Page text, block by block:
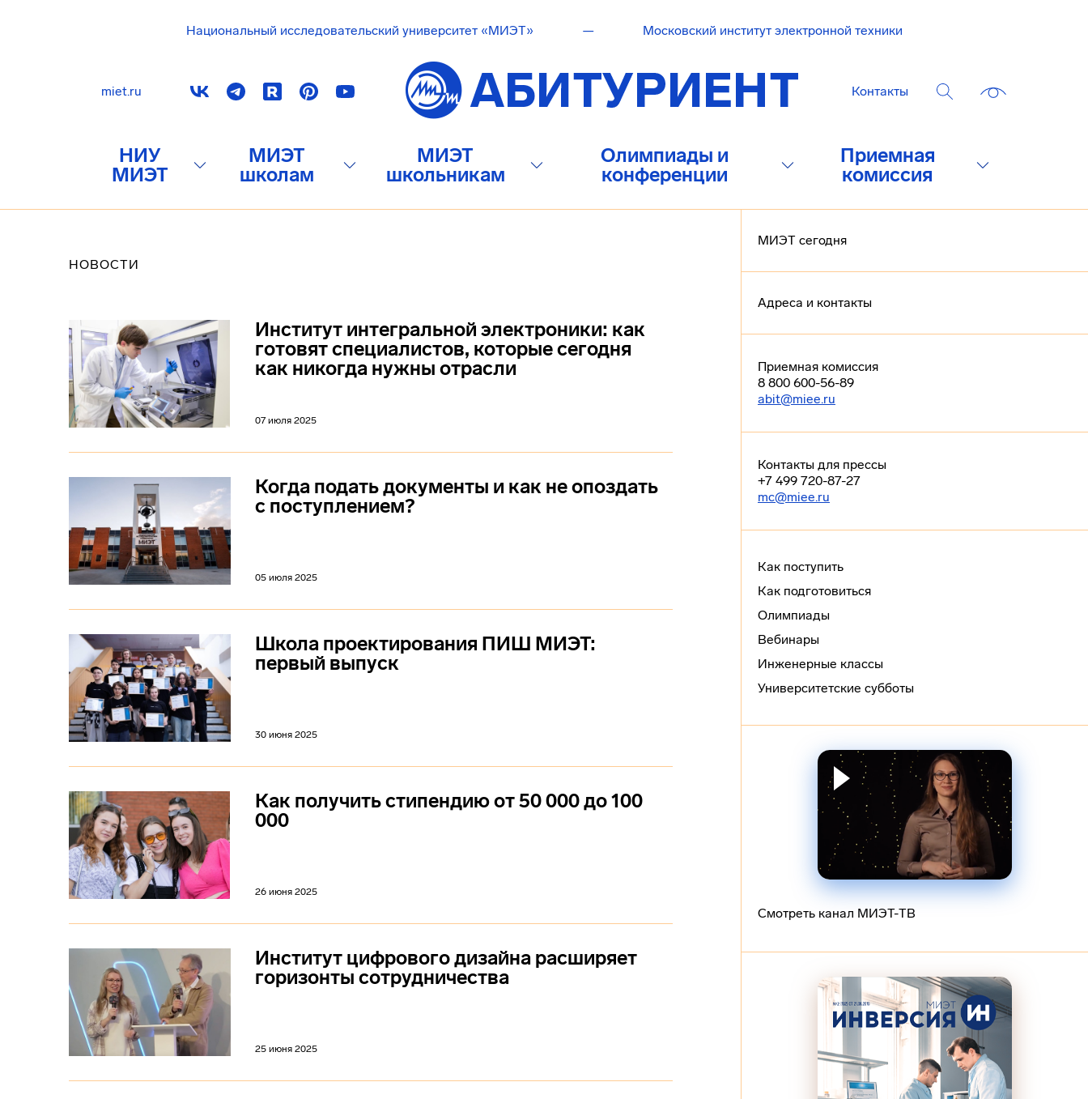
Национальный исследовательский университет «МИЭТ» — Московский институт электронной техники
miet.ru Контакты
НИУ
МИЭТ
МИЭТ
школам
МИЭТ
школьникам
Олимпиады и
конференции
Приемная
комиссия
НОВОСТИ
Институт интегральной электроники: как
готовят специалистов, которые сегодня
как никогда нужны отрасли
07 июля 2025
Когда подать документы и как не опоздать
с поступлением?
05 июля 2025
Школа проектирования ПИШ МИЭТ:
первый выпуск
30 июня 2025
Как получить стипендию от 50 000 до 100
000
26 июня 2025
Институт цифрового дизайна расширяет
горизонты сотрудничества
25 июня 2025
МИЭТ сегодня
Адреса и контакты
Приемная комиссия
8 800 600-56-89
abit@miee.ru
Контакты для прессы
+7 499 720-87-27
mc@miee.ru
Как поступить
Как подготовиться
Олимпиады
Вебинары
Инженерные классы
Университетские субботы
Смотреть канал МИЭТ-ТВ